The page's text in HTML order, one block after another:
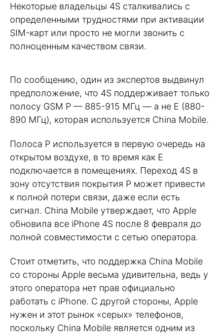
Некоторые владельцы 4S сталкивались с
определенными трудностями при активации
SIM-карт или просто не могли звонить с
полноценным качеством связи.
По сообщению, один из экспертов выдвинул
предположение, что 4S поддерживает только
полосу GSM P — 885-915 МГц — а не E (880-
890 МГц), которая используется China Mobile.
Полоса P используется в первую очередь на
открытом воздухе, в то время как E
подключается в помещениях. Переход 4S в
зону отсутствия покрытия P может привести
к полной потери связи, даже если есть
сигнал. China Mobile утверждает, что Apple
обновила все iPhone 4S после 8 февраля до
полной совместимости с сетью оператора.
Стоит отметить, что поддержка China Mobile
со стороны Apple весьма удивительна, ведь у
этого оператора нет прав официально
работать с iPhone. С другой стороны, Apple
нужен и этот рынок «серых» телефонов,
поскольку China Mobile является одним из